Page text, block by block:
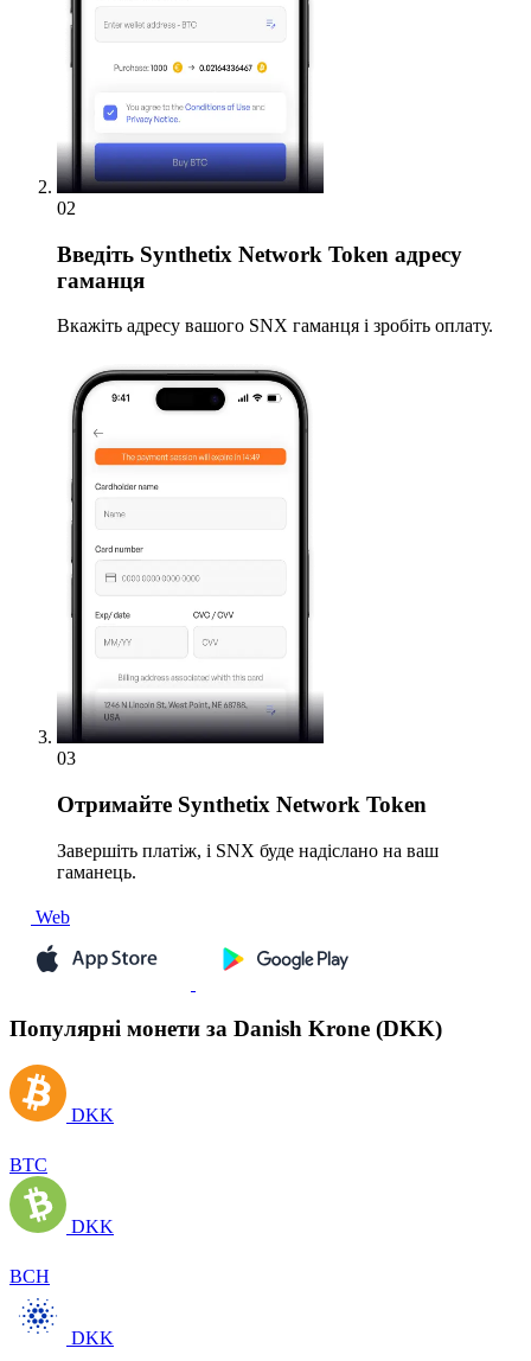
02
Введіть Synthetix Network Token адресу
гаманця
Вкажіть адресу вашого SNX гаманця і зробіть оплату.
03
Отримайте Synthetix Network Token
Завершіть платіж, і SNX буде надіслано на ваш
гаманець.
Web
Популярні монети за Danish Krone (DKK)
DKK
BTC
DKK
BCH
DKK